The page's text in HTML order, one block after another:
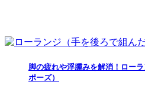
脚の疲れや浮腫みを解消！ロー
ポーズ）